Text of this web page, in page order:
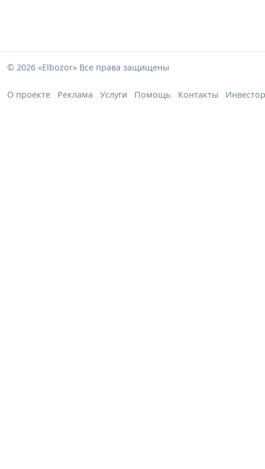
© 2026 «Elbozor» Все права защищены
О проекте Реклама Услуги Помощь Контакты